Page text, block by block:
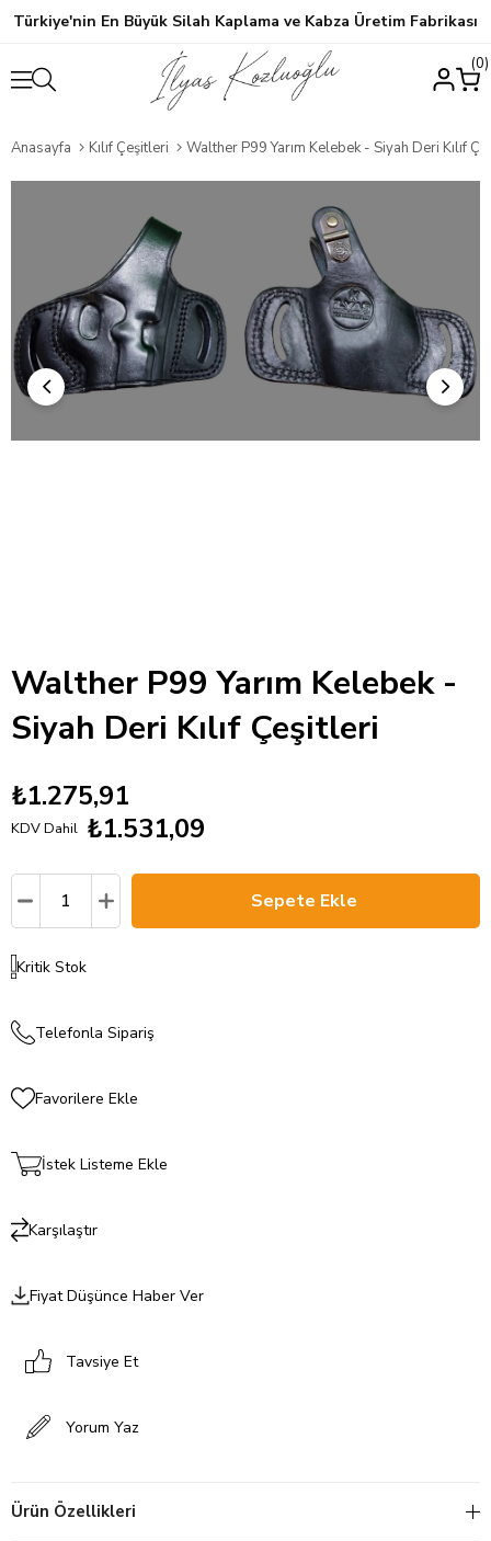
Türkiye'nin En Büyük Silah Kaplama ve Kabza Üretim Fabrikası
0
Anasayfa Kılıf Çeşitleri Walther P99 Yarım Kelebek - Siyah Deri Kılıf
Walther P99 Yarım Kelebek -
Siyah Deri Kılıf Çeşitleri
₺1.275,91
KDV Dahil ₺1.531,09
Kritik Stok
Telefonla Sipariş
Favorilere Ekle
İstek Listeme Ekle
Karşılaştır
Fiyat Düşünce Haber Ver
Tavsiye Et
Yorum Yaz
Ürün Özellikleri